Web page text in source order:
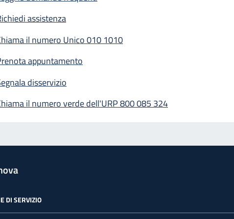
assistenza
il numero Unico 010 1010
appuntamento
disservizio
il numero verde dell'URP 800 085 324
DI SERVIZIO